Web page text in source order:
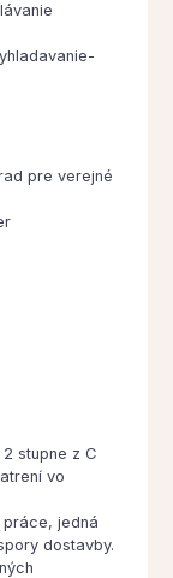
pre verejné
stupne z C
vo
práce, jedná
dostavby.